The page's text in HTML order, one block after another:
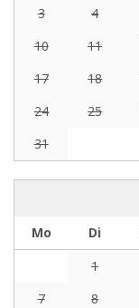
3
4
10
11
17
18
24
25
31
Mo
Di
1
7
8